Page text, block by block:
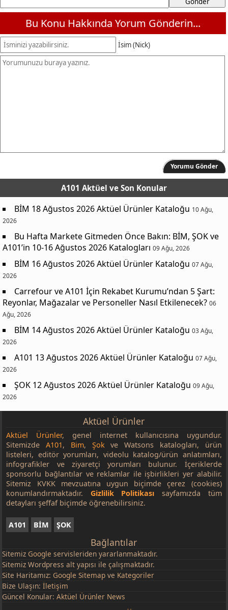
Bu Konu Hakkında Yorum Gönderin...
İsim (Nick)
Yorumu Gönder
A101 Aktüel ve Son Konular
BİM 18 Ağustos 2026 Aktüel Ürünler Kataloğu 10 Ağu,
2026
Bu Hafta Markete Gitmeden Önce Bakın: BİM, ŞOK ve
A101’in 10-16 Ağustos 2026 Katalogları 09 Ağu, 2026
BİM 16 Ağustos 2026 Aktüel Ürünler Kataloğu 07 Ağu,
2026
Carrefour ve A101 İçin Rekabet Kurumu’ndan 5 Şart:
Reyonlar, Mağazalar ve Personeller Nasıl Etkilenecek? 06
Ağu, 2026
BİM 14 Ağustos 2026 Aktüel Ürünler Kataloğu 03 Ağu,
2026
A101 13 Ağustos 2026 Aktüel Ürünler Kataloğu 07 Ağu,
2026
ŞOK 12 Ağustos 2026 Aktüel Ürünler Kataloğu 09 Ağu,
2026
Aktüel Ürünler
Aktüel Ürünler, genel internet kullanıcısına uygundur.
SitemizdeA101, Bim, Şokve Watsons katalogları, ürün
listeleri, editör yorumları, videolu katalog/ürün anlatımları,
infografikler ve ziyaretçi yorumları bulunur. İçeriklerde
sponsorlu bağlantılar ve reklamlar ile işbirlikleri yer alabilir.
Sitemiz KVKK mevzuatına uygun biçimde çerez (cookies)
konumlandırmaktadır. Gizlilik Politikası sayfamızda tüm
detayları şeffaf biçimde öğrenebilirsiniz.
A101 BİM ŞOK
Bağlantılar
Sitemiz Google servisleriden yararlanmaktadır.
Sitemiz Wordpress alt yapısı ile çalışmaktadır.
Site Haritamız: Google Sitemap ve Kategoriler
Bize Ulaşın:İletişim
Güncel Konular:Aktüel Ürünler News